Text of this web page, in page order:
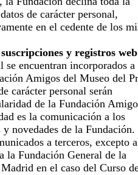
de carácter personal,
en el cedente de los
y registros web
se encuentran incorporados a
Amigos del Museo del
carácter personal serán
de la Fundación
es la comunicación a los
novedades de la Fundación.
a terceros, excepto
la Fundación General de la
en el caso del Curso